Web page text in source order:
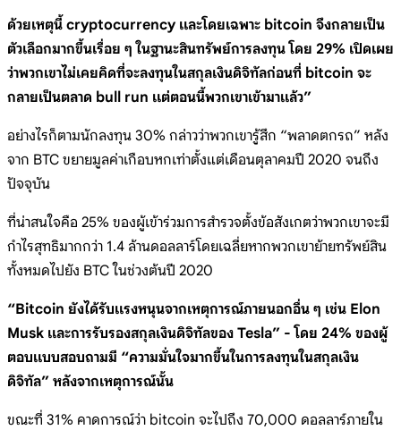
ด้วยเหตุนี้ cryptocurrency และโดยเฉพาะ bitcoin จึงกลายเป็น
ตัวเลือกมากขึ้นเรื่อย ๆ ในฐานะสินทรัพย์การลงทุน โดย 29% เปิดเผย
ว่าพวกเขาไม่เคยคิดที่จะลงทุนในสกุลเงินดิจิทัลก่อนที่ bitcoin จะ
กลายเป็นตลาด bull run แต่ตอนนี้พวกเขาเข้ามาแล้ว”
อย่างไรก็ตามนักลงทุน 30% กล่าวว่าพวกเขารู้สึก “พลาดตกรถ” หลัง
จาก BTC ขยายมูลค่าเกือบหกเท่าตั้งแต่เดือนตุลาคมปี 2020 จนถึง
ปัจจุบัน
ที่น่าสนใจคือ 25% ของผู้เข้าร่วมการสำรวจตั้งข้อสังเกตว่าพวกเขาจะมี
กำไรสุทธิมากกว่า 1.4 ล้านดอลลาร์โดยเฉลี่ยหากพวกเขาย้ายทรัพย์สิน
ทั้งหมดไปยัง BTC ในช่วงต้นปี 2020
“Bitcoin ยังได้รับแรงหนุนจากเหตุการณ์ภายนอกอื่น ๆ เช่น Elon
Musk และการรับรองสกุลเงินดิจิทัลของ Tesla” - โดย 24% ของผู้
ตอบแบบสอบถามมี “ความมั่นใจมากขึ้นในการลงทุนในสกุลเงิน
ดิจิทัล” หลังจากเหตุการณ์นั้น
ขณะที่ 31% คาดการณ์ว่า bitcoin จะไปถึง 70,000 ดอลลาร์ภายใน